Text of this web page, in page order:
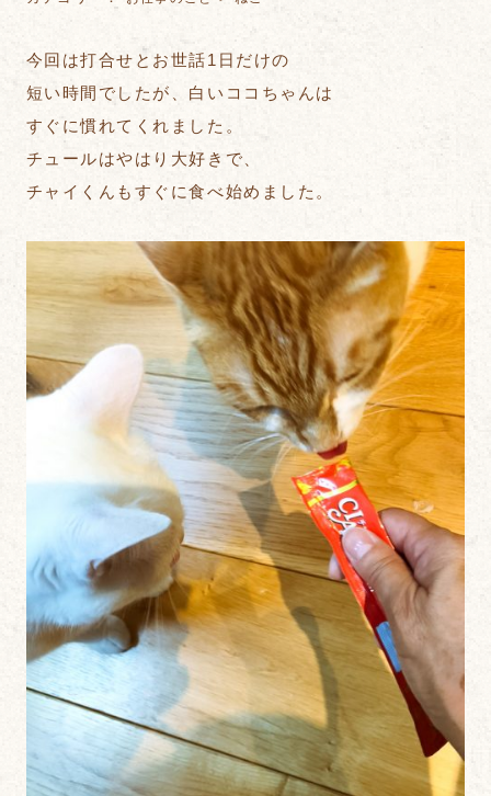
今回は打合せとお世話1日だけの
短い時間でしたが、白いココちゃんは
すぐに慣れてくれました。
チュールはやはり大好きで、
チャイくんもすぐに食べ始めました。